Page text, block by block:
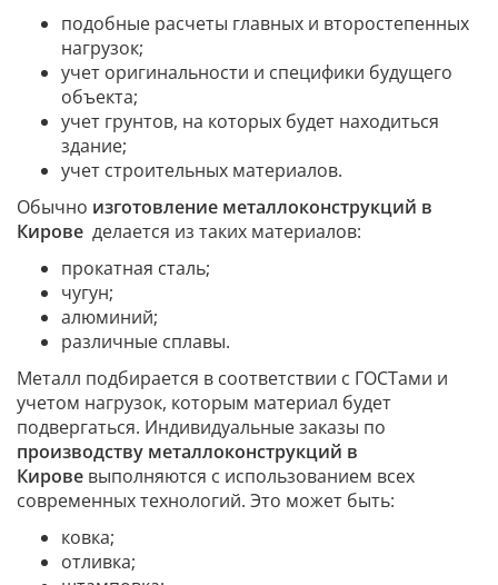
подобные расчеты главных и второстепенных
нагрузок;
учет оригинальности и специфики будущего
объекта;
учет грунтов, на которых будет находиться
здание;
учет строительных материалов.
Обычно изготовление металлоконструкций в
Кирове делается из таких материалов:
прокатная сталь;
чугун;
алюминий;
различные сплавы.
Металл подбирается в соответствии с ГОСТами и
учетом нагрузок, которым материал будет
подвергаться. Индивидуальные заказы по
производству металлоконструкций в
Кирове выполняются с использованием всех
современных технологий. Это может быть:
ковка;
отливка;